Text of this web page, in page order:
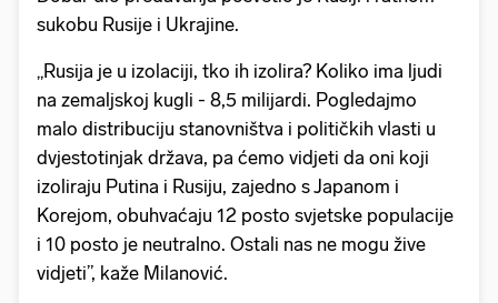
sukobu Rusije i Ukrajine.
„Rusija je u izolaciji, tko ih izolira? Koliko ima ljudi
na zemaljskoj kugli - 8,5 milijardi. Pogledajmo
malo distribuciju stanovništva i političkih vlasti u
dvjestotinjak država, pa ćemo vidjeti da oni koji
izoliraju Putina i Rusiju, zajedno s Japanom i
Korejom, obuhvaćaju 12 posto svjetske populacije
i 10 posto je neutralno. Ostali nas ne mogu žive
vidjeti”, kaže Milanović.